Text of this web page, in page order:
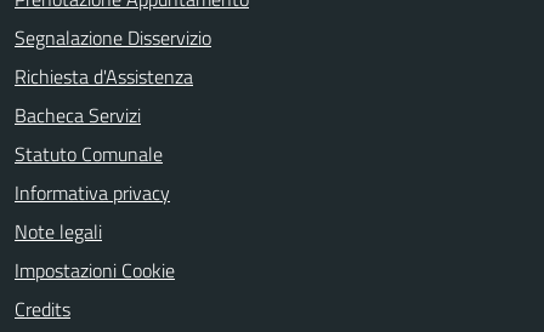
Segnalazione Disservizio
Richiesta d'Assistenza
Bacheca Servizi
Statuto Comunale
Informativa privacy
Note legali
Impostazioni Cookie
Credits